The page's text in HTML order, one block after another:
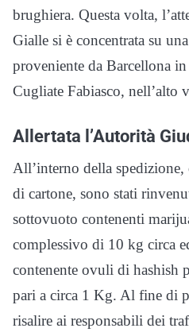
brughiera. Questa volta,
Gialle si è concentrata su
proveniente da Barcellona in
Cugliate Fabiasco, nell’alto
Allertata l’Autorità
All’interno della spedizione,
di cartone, sono stati
sottovuoto contenenti
complessivo di 10 kg circa
contenente ovuli di hashish
pari a circa 1 Kg. Al fine di
risalire ai responsabili dei